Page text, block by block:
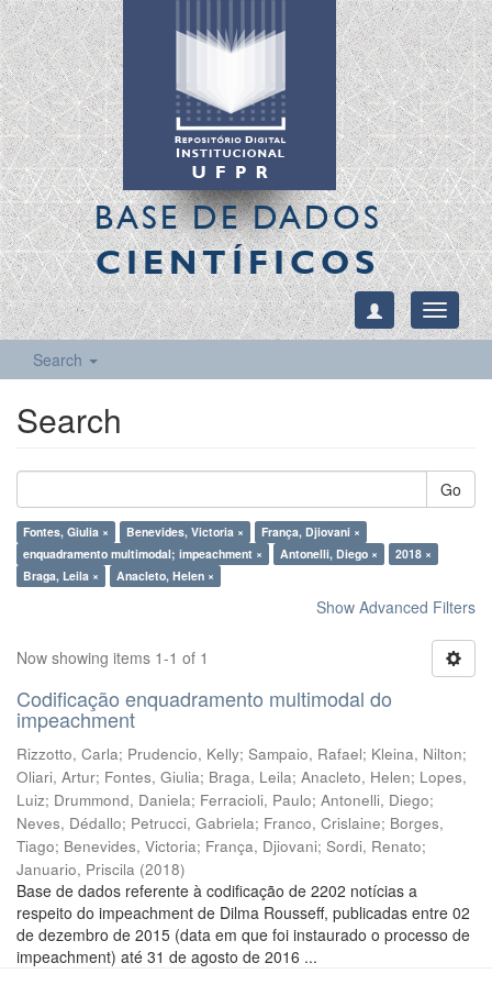
BASE DE DADOS
CIENTÍFICOS
Toggle
Search
Search
Go
Fontes, Giulia × Benevides, Victoria ×
França, Djiovani ×
enquadramento multimodal; impeachment ×
Antonelli, Diego ×
2018 ×
Braga, Leila ×
Anacleto, Helen ×
Show Advanced Filters
Now showing items 1-1 of 1
Codificação enquadramento multimodal do
impeachment
Rizzotto, Carla; Prudencio, Kelly; Sampaio, Rafael; Kleina, Nilton;
Oliari, Artur; Fontes, Giulia; Braga, Leila; Anacleto, Helen; Lopes,
Luiz; Drummond, Daniela; Ferracioli, Paulo; Antonelli, Diego;
Neves, Dédallo; Petrucci, Gabriela; Franco, Crislaine; Borges,
Tiago; Benevides, Victoria; França, Djiovani; Sordi, Renato;
Januario, Priscila (2018)
Base de dados referente à codificação de 2202 notícias a
respeito do impeachment de Dilma Rousseff, publicadas entre 02
de dezembro de 2015 (data em que foi instaurado o processo de
impeachment) até 31 de agosto de 2016 ...